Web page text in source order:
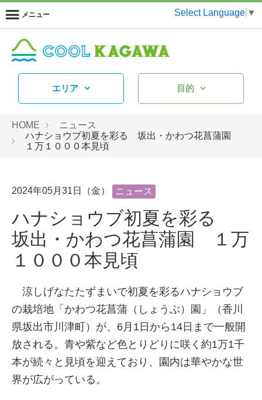
メニュー Select Language ▼
エリア 目的
HOME
ニュース
ハナショウブ初夏を彩る 坂出・かわつ花菖蒲園
１万１０００本見頃
2024年05月31日（金） ニュース
ハナショウブ初夏を彩る
坂出・かわつ花菖蒲園 １万
１０００本見頃
涼しげなたたずまいで初夏を彩るハナショウブ
の栽培地「かわつ花菖蒲（しょうぶ）園」（香川
県坂出市川津町）が、6月1日から14日まで一般開
放される。青や紫など色とりどりに咲く約1万1千
本が続々と見頃を迎えており、園内は華やかな世
界が広がっている。